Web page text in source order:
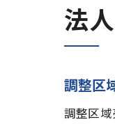
法
調整区
調整区